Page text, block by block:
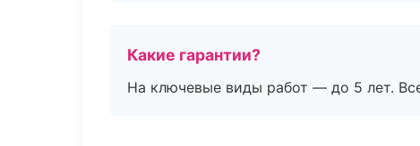
Какие гарантии?
На ключевые виды работ — до 5 лет.